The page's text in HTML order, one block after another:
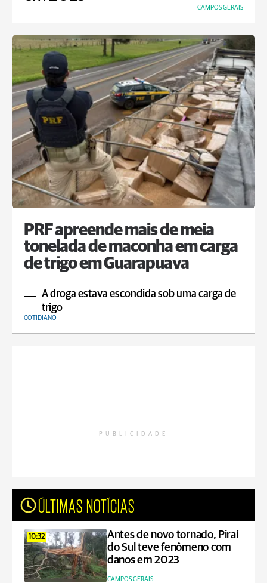
CAMPOS GERAIS
PRF apreende mais de meia
tonelada de maconha em carga
de trigo em Guarapuava
A droga estava escondida sob uma carga de
trigo
COTIDIANO
PUBLICIDADE
ÚLTIMAS NOTÍCIAS
10:32
Antes de novo tornado, Piraí
do Sul teve fenômeno com
danos em 2023
CAMPOS GERAIS